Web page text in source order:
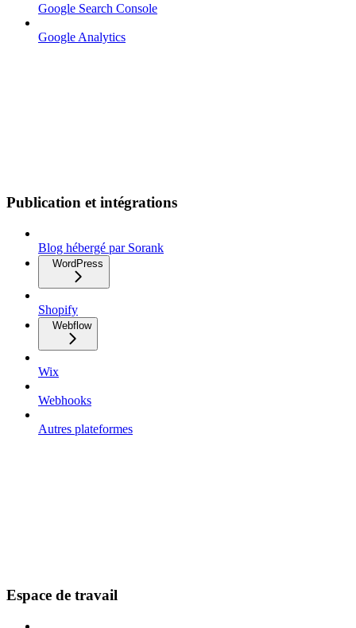
Google Search Console
Google Analytics
Publication et intégrations
Blog hébergé par Sorank
WordPress
Shopify
Webflow
Wix
Webhooks
Autres plateformes
Espace de travail